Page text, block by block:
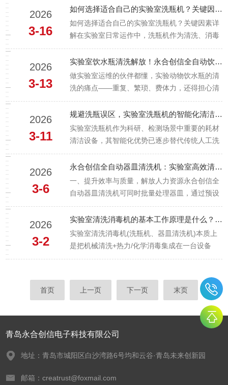
器皿清洗机，不仅能提高工作效率，还能确保实
验结果的准确性。本文将为您详细解析如何挑选
高品质的玻璃器皿清洗机，并重点...
2026
3-16
如何选择适合自己的实验室洗瓶机？关键因素详解
如何选择适合自己的实验室洗瓶机？关键因素详
解在实验室日常运作中，洗瓶机作为清洗、消毒
和干燥实验器皿的重要设备，其选择直接关系到
实验效率和数据的准确性。面对市场上琳琅满目
的洗瓶机品牌和型号，如何挑选出适合自己实验
室需求的洗瓶机呢？本文将结合青...
2026
3-13
实验室饮水瓶清洗解放！永合创信全自动饮水瓶清洗机，高效合规又省心！
做实验室运维的伙伴都懂，实验动物饮水瓶的清
洗的痛点——重复、繁琐、费体力，还得担心清
洗不到位、不合规，耽误实验进度不说，还可能
影响实验动物健康，进而影响实验数据的准确
性。别再被手动清洗束缚啦！永合创信全自动饮
水瓶清洗机，专为实验室场景量身打...
2026
3-11
规避洗瓶误区，实验室洗瓶机的智能化清洁技巧与应用
实验室洗瓶机作为科研、检测场景中重要的耗材
清洁设备，其智能化优势已逐步替代传统人工洗
瓶，大幅提升清洁效率与洁净度。但在实际应用
中，多数使用者因操作不当、认知偏差，陷入洗
瓶误区，导致清洁不达标、耗材损坏、设备寿命
缩短等问题。本文结合实验室洗瓶...
2026
3-6
永合创信全自动器皿清洗机：实验室高效清洗的理想选择！
一、提升效率与质量，解放人力资源永合创信全
自动器皿清洗机可同时批量处理器皿，通过预设
程序自动完成清洗、冲洗、烘干全流程，大幅缩
短清洗时间，相比人工清洗效率提升数倍，能轻
松应对高通量实验室的巨大清洗工作量。同时，
设备可精准控制水温、水压和清洗...
2026
3-2
实验室清洗消毒机的基本工作原理是什么？它是如何实现清洗与消毒双重功能的？
实验室清洗消毒机(洗瓶机、器皿清洗机)本质上
是把机械清洗+热力/化学消毒集成在一台设备
里，通过标准化程序完成“从脏到无菌/洁净”的全
看。一、基本工作原理概述总体流程​典型程序包
括：预冲洗→主洗...
首页 上一页 下一页 末页
青岛永合创信电子科技有限公司
地址：青岛市城阳区白沙湾路6号均和云谷·青岛未来创新园
邮箱：creatrust@foxmail.com